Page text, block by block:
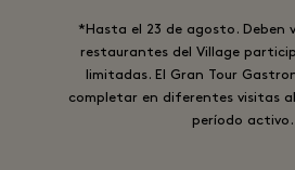
*Hasta el 23 de agosto. Deben
restaurantes del Village
limitadas. El Gran Tour
completar en diferentes visitas
período activo.